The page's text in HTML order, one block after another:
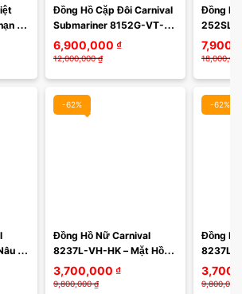
Đồng Hồ Cặp Đôi Carnival
Submariner 8152G-VT-D1
– Thiết Kế Thể Thao,
Sapphire, Automatic Nhật
6,900,000 ₫
12,000,000 ₫
Đồng hồ
-62%
Đồng Hồ Nữ Carnival
8237L-VH-HK – Mặt Hồng
Khảm Sang Trọng, Máy
Quartz Thụy Sĩ, Dây Mesh
3,700,000 ₫
9,800,000 ₫
-62%
Đồng
8237L-
Sang
Thụy Sĩ,
9,800,000